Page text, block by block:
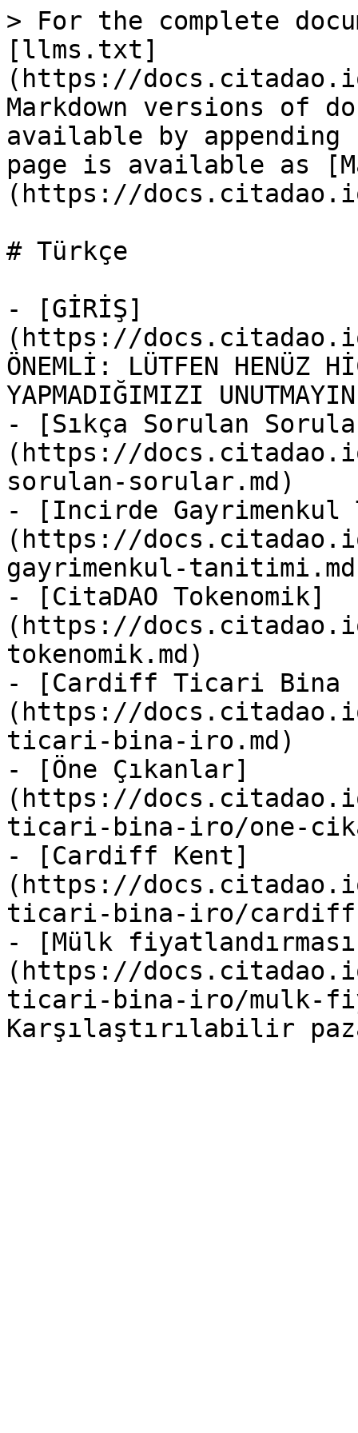
> For the complete
[llms.txt]
(https://
Markdown versions of
available by
page is available as
(https://
# Türkçe
- [GİRİŞ]
(https://
ÖNEMLİ: LÜTFEN HENÜZ
YAPMADIĞIMIZI
- [Sıkça Sorulan
(https://
sorulan-sorular.md)
- [Incirde Gayrimenkul
(https://
gayrimenkul-
- [CitaDAO Tokenomik]
(https://
tokenomik.md)
- [Cardiff Ticari Bina
(https://
ticari-bina-iro.md)
- [Öne Çıkanlar]
(https://
ticari-bina-iro/one-
- [Cardiff Kent]
(https://
ticari-bina-iro/cardiff-
- [Mülk
(https://
ticari-bina-iro/mulk-